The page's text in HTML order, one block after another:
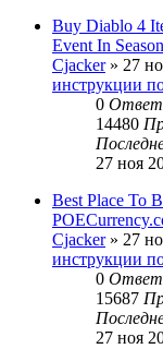
Buy Diablo 4
Event In
Cjacker» 27
инструкции
0
14480
27 ноя
Best Place To
Cjacker» 27
инструкции
0
15687
27 ноя